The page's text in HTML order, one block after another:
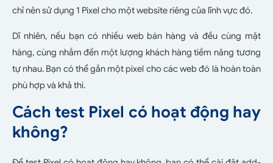
chỉ nên sử dụng 1 Pixel cho một website riêng của lĩnh vực đó.
Dĩ nhiên, nếu bạn có nhiều web bán hàng và đều cùng mặt
hàng, cùng nhắm đến một lượng khách hàng tiềm năng tương
tự nhau. Bạn có thể gắn một pixel cho các web đó là hoàn toàn
phù hợp và khả thi.
Cách test Pixel có hoạt động hay
không?